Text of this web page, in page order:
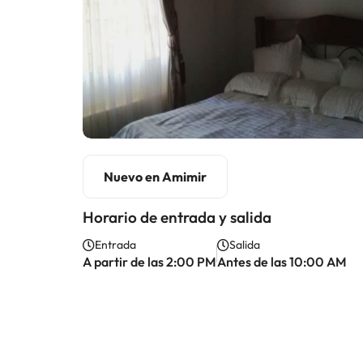
Nuevo en Amimir
Horario de entrada y salida
Entrada
A partir de las 2:00 PM
Salida
Antes de las 10:00 AM